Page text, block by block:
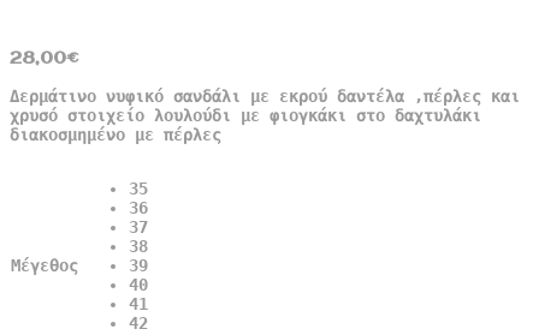
28,00€
Δερμάτινο νυφικό σανδάλι με εκρού δαντέλα ,πέρλες και
χρυσό στοιχείο λουλούδι με φιογκάκι στο δαχτυλάκι
διακοσμημένο με πέρλες
Μέγεθος
35
36
37
38
39
40
41
42